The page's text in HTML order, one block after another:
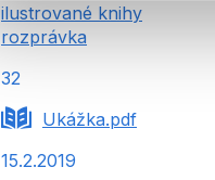
ilustrované knihy
rozprávka
32
Ukážka.pdf
15.2.2019